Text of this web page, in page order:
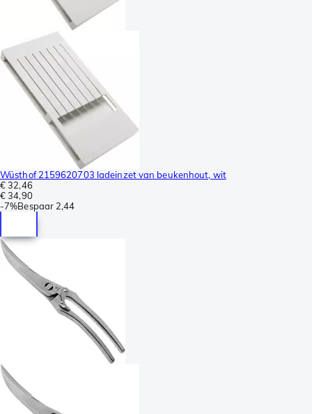
Wüsthof 2159620703 ladeinzet van beukenhout, wit
€ 32,46
€ 34,90
-7%Bespaar 2,44